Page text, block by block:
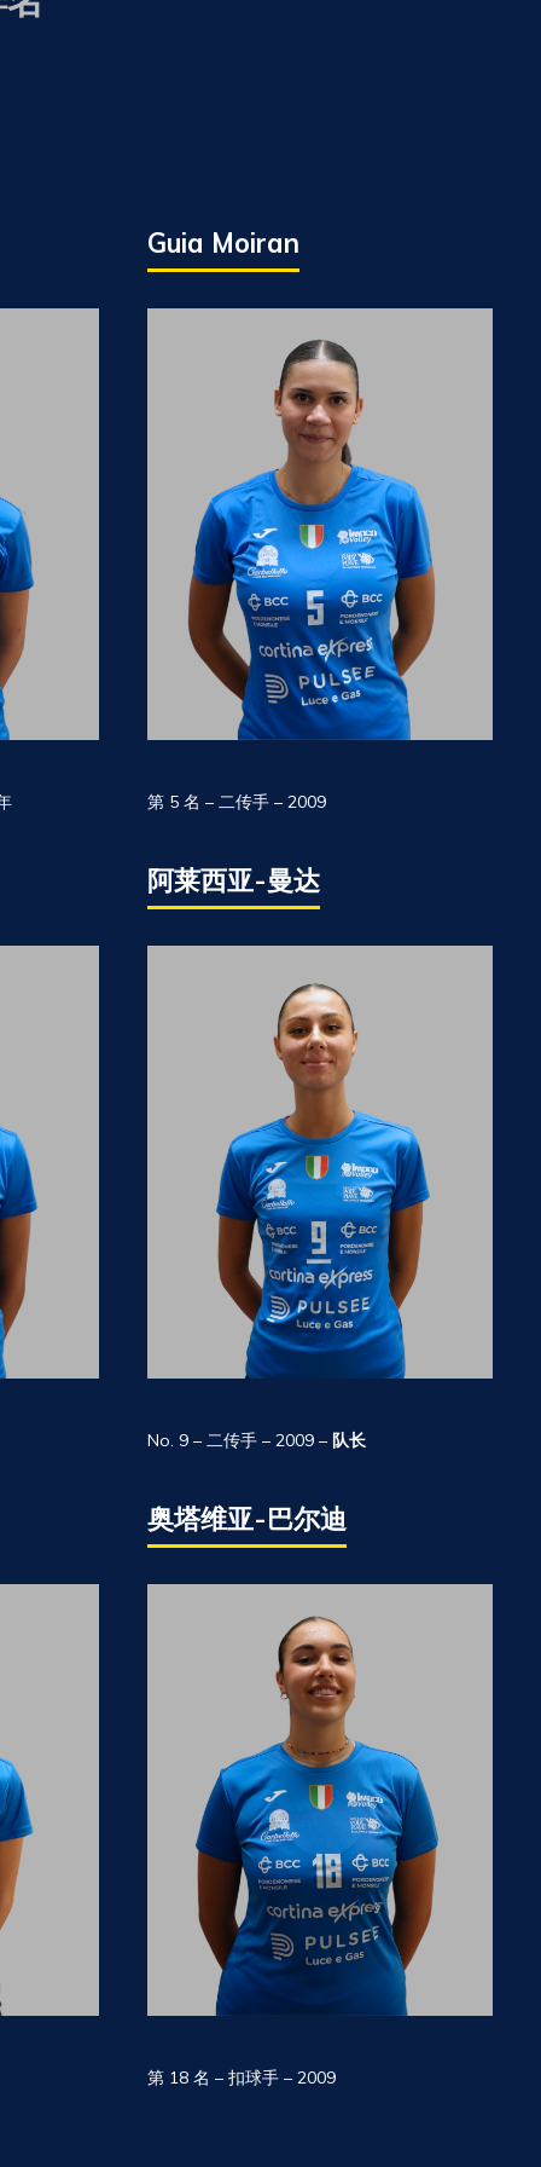
Guia Moiran
第 5 名 – 二传手 – 2009
阿莱西亚-曼达
No. 9 – 二传手 – 2009 – 队长
奥塔维亚-巴尔迪
第 18 名 – 扣球手 – 2009